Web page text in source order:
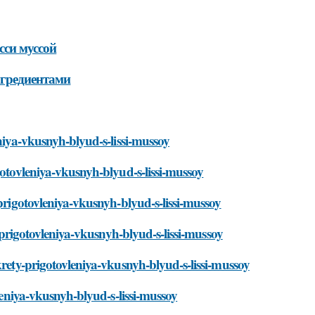
муссой
vkusnyh-blyud-s-lissi-mussoy
vkusnyh-blyud-s-lissi-mussoy
vkusnyh-blyud-s-lissi-mussoy
vkusnyh-blyud-s-lissi-mussoy
prigotovleniya-vkusnyh-blyud-s-lissi-mussoy
vkusnyh-blyud-s-lissi-mussoy